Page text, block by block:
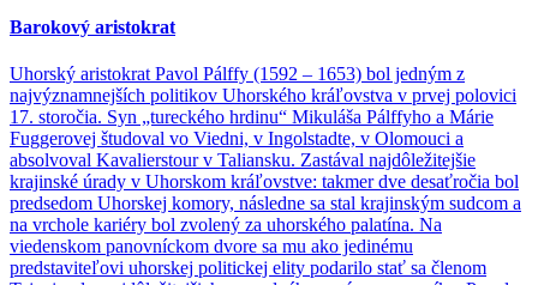
Barokový aristokrat
Uhorský aristokrat Pavol Pálffy (1592 – 1653) bol jedným z
najvýznamnejších politikov Uhorského kráľovstva v prvej polovici
17. storočia. Syn „tureckého hrdinu“ Mikuláša Pálffyho a Márie
Fuggerovej študoval vo Viedni, v Ingolstadte, v Olomouci a
absolvoval Kavalierstour v Taliansku. Zastával najdôležitejšie
krajinské úrady v Uhorskom kráľovstve: takmer dve desaťročia bol
predsedom Uhorskej komory, následne sa stal krajinským sudcom a
na vrchole kariéry bol zvolený za uhorského palatína. Na
viedenskom panovníckom dvore sa mu ako jedinému
predstaviteľovi uhorskej politickej elity podarilo stať sa členom